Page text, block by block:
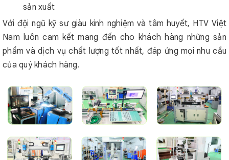
sản xuất
Với đội ngũ kỹ sư giàu kinh nghiệm và tâm huyết, HTV Việt
Nam luôn cam kết mang đến cho khách hàng những sản
phẩm và dịch vụ chất lượng tốt nhất, đáp ứng mọi nhu cầu
của quý khách hàng.